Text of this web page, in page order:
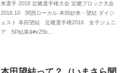
来選手 2018 近畿選手権大会 近畿ブロック大会
2018.10 関西ローカル 本田紗来・望結 ダイジ
ェスト 本田望結 近畿選手権2018 女子ジュニ
ア SP結果&#x25b…